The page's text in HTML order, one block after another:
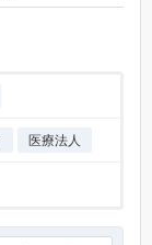
医療法人